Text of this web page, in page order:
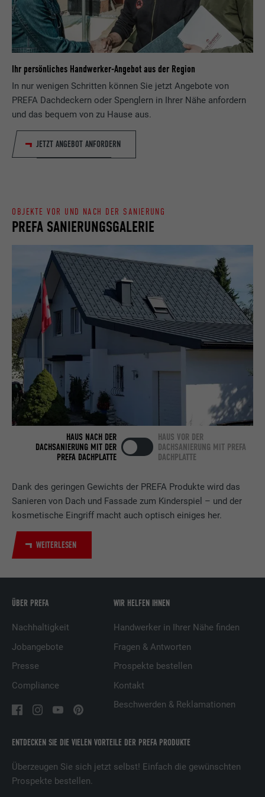
Ihr persönliches Handwerker-Angebot aus der Region
In nur wenigen Schritten können Sie jetzt Angebote von
PREFA Dachdeckern oder Spenglern in Ihrer Nähe anfordern
und das bequem von zu Hause aus.
JETZT ANGEBOT ANFORDERN
Dank des geringen Gewichts der PREFA Produkte wird das
Sanieren von Dach und Fassade zum Kinderspiel – und der
kosmetische Eingriff macht auch optisch einiges her.
WEITERLESEN
PREFA SANIERUNGSGALERIE
OBJEKTE VOR UND NACH DER SANIERUNG
HAUS NACH DER
DACHSANIERUNG MIT DER
PREFA DACHPLATTE
HAUS VOR DER
DACHSANIERUNG MIT PREFA
DACHPLATTE
ENTDECKEN SIE DIE VIELEN VORTEILE DER PREFA PRODUKTE
Überzeugen Sie sich jetzt selbst! Einfach die gewünschten
Prospekte bestellen.
ÜBER PREFA
Nachhaltigkeit
Jobangebote
Presse
Compliance
WIR HELFEN IHNEN
Handwerker in Ihrer Nähe finden
Fragen & Antworten
Prospekte bestellen
Kontakt
Beschwerden & Reklamationen
Zweck
wird, um statistische Daten dazu, wieder
Besucher die Website nutzt, zu generieren.
Anbieter Google Optimize
Laufzeit 90 Tage
Zweck
Wird testweise gesetzt, um zu prüfen, ob
Anbieter ads.linkedin.com
Laufzeit Sitzung
Zweck
Speichert die vom Benutzer ausgewählte
Name lang
Anbieter LinkedIn
Zweck
Webseite ein eingebettetes "Folgen Sie
uns"-Fenster enthält.
Name bcookie
Anbieter LinkedIn
Laufzeit 2 Jahre
Zweck
Verwendet vom Social-Networking-Dienst
LinkedIn für die Verfolgung der
Verwendung von eingebetteten
Dienstleistungen.
Name bscookie
Anbieter LinkedIn
Verwendet vom Social-Networking-Dienst
LinkedIn für die Verfolgung der
Verwendung von eingebetteten
Zweck
Wird verwendet, um Besucher auf
relevante Werbung basierend auf den
Präferenzen des Besuchers zu
Anbieter LinkedIn